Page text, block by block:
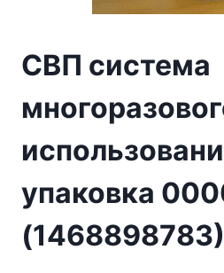
СВП система
упаковка
(1468898783)